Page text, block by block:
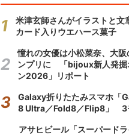
米津玄師さんがイラストと文
カード入りウエハース菓子
憧れの女優は小松菜奈、大阪
ンプリに 「bijoux新人発掘
ン2026」リポート
Galaxy折りたたみスマホ「
8 Ultra／Fold8／Flip8」 3
アサヒビール「スーパード